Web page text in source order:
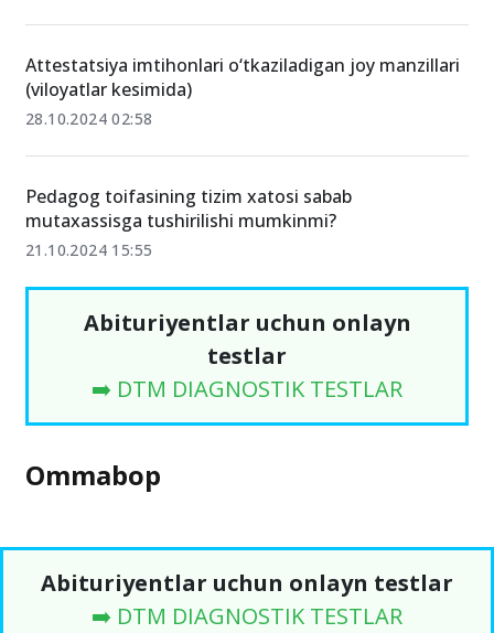
Attestatsiya imtihonlari o‘tkaziladigan joy manzillari
(viloyatlar kesimida)
28.10.2024 02:58
Pedagog toifasining tizim xatosi sabab
mutaxassisga tushirilishi mumkinmi?
21.10.2024 15:55
Abituriyentlar uchun onlayn
testlar
➡️ DTM DIAGNOSTIK TESTLAR
Ommabop
Abituriyentlar uchun onlayn testlar
➡️ DTM DIAGNOSTIK TESTLAR